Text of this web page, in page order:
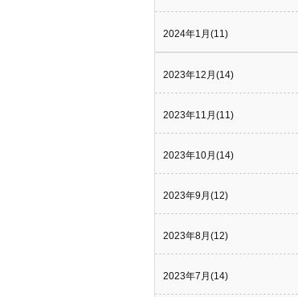
2024年1月(11)
2023年12月(14)
2023年11月(11)
2023年10月(14)
2023年9月(12)
2023年8月(12)
2023年7月(14)